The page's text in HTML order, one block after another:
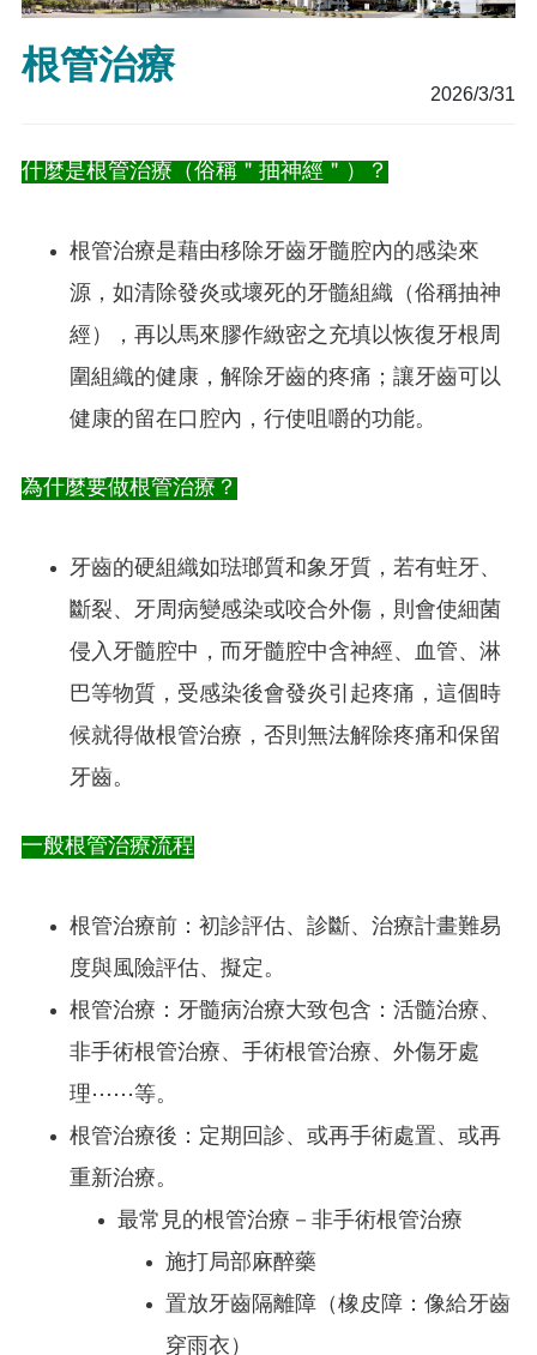
根管治療
2026/3/31
什麼是根管治療（俗稱＂抽神經＂）？
根管治療是藉由移除牙齒牙髓腔內的感染來
源，如清除發炎或壞死的牙髓組織（俗稱抽神
經），再以馬來膠作緻密之充填以恢復牙根周
圍組織的健康，解除牙齒的疼痛；讓牙齒可以
健康的留在口腔內，行使咀嚼的功能。
為什麼要做根管治療？
牙齒的硬組織如琺瑯質和象牙質，若有蛀牙、
斷裂、牙周病變感染或咬合外傷，則會使細菌
侵入牙髓腔中，而牙髓腔中含神經、血管、淋
巴等物質，受感染後會發炎引起疼痛，這個時
候就得做根管治療，否則無法解除疼痛和保留
牙齒。
一般根管治療流程
根管治療前：初診評估、診斷、治療計畫難易
度與風險評估、擬定。
根管治療：牙髓病治療大致包含：活髓治療、
非手術根管治療、手術根管治療、外傷牙處
理⋯⋯等。
根管治療後：定期回診、或再手術處置、或再
重新治療。
最常見的根管治療－非手術根管治療
施打局部麻醉藥
置放牙齒隔離障（橡皮障：像給牙齒
穿雨衣）